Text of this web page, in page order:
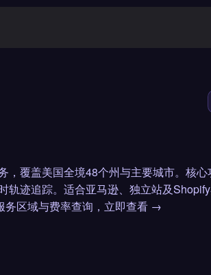
，覆盖美国全境48个州与主要城市。核
迹追踪。适合亚马逊、独立站及
务区域与费率查询，立即查看 →